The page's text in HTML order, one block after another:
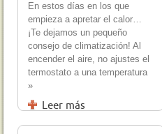
En estos días en los que
empieza a apretar el calor…
¡Te dejamos un pequeño
consejo de climatización! Al
encender el aire, no ajustes el
termostato a una temperatura
»
Leer más